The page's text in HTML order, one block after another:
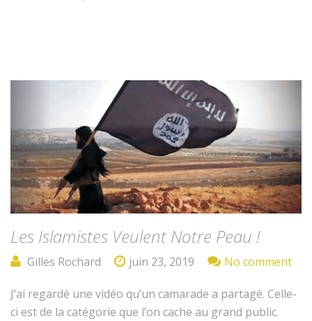
Les Islamistes Veulent Notre Peau !
Gilles Rochard juin 23, 2019 No comment
J’ai regardé une vidéo qu’un cama­rade a partagé. Celle-
ci est de la caté­gorie que l’on cache au grand pub­lic.